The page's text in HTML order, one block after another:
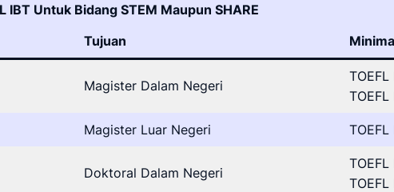
IBT Untuk Bidang STEM Maupun SHARE
Tujuan
Magister Dalam Negeri
TOEFL
Magister Luar Negeri TOEFL
Doktoral Dalam Negeri
TOEFL